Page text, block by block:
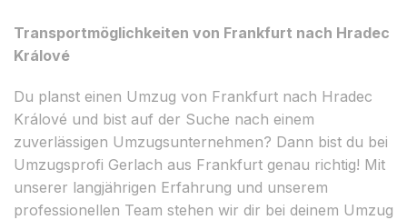
Transportmöglichkeiten von Frankfurt nach Hradec
Králové
Du planst einen Umzug von Frankfurt nach Hradec
Králové und bist auf der Suche nach einem
zuverlässigen Umzugsunternehmen? Dann bist du bei
Umzugsprofi Gerlach aus Frankfurt genau richtig! Mit
unserer langjährigen Erfahrung und unserem
professionellen Team stehen wir dir bei deinem Umzug